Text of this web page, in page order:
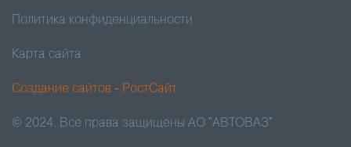
© 2024. Все права защищены АО "АВТОВАЗ"
Политика конфиденциальности
Карта сайта
Создание сайтов - РостСайт